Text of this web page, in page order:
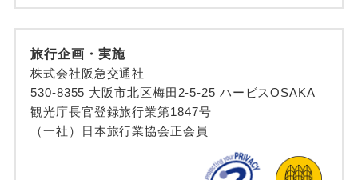
旅行企画・実施
株式会社阪急交通社
530-8355 大阪市北区梅田2-5-25 ハービスOSAKA
観光庁長官登録旅行業第1847号
（一社）日本旅行業協会正会員